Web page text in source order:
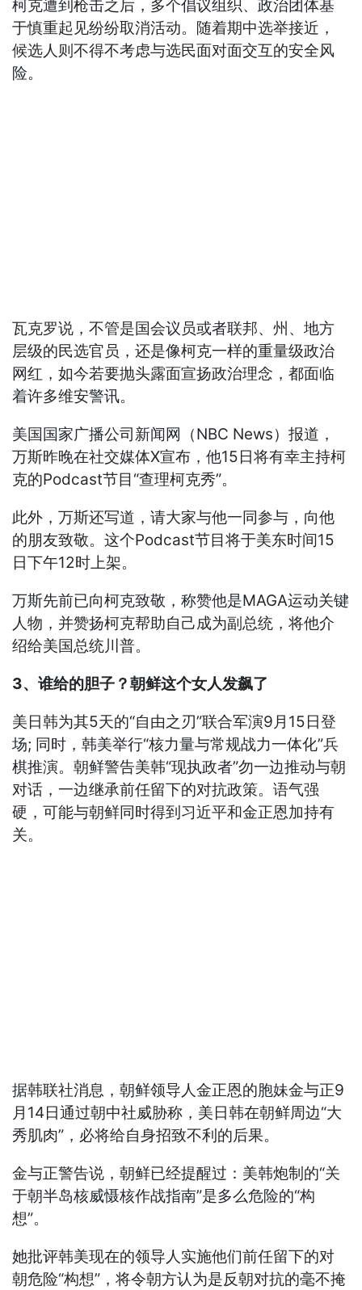
柯克遭到枪击之后，多个倡议组织、政治团体基
于慎重起见纷纷取消活动。随着期中选举接近，
候选人则不得不考虑与选民面对面交互的安全风
险。
瓦克罗说，不管是国会议员或者联邦、州、地方
层级的民选官员，还是像柯克一样的重量级政治
网红，如今若要抛头露面宣扬政治理念，都面临
着许多维安警讯。
美国国家广播公司新闻网（NBC News）报道，
万斯昨晚在社交媒体X宣布，他15日将有幸主持柯
克的Podcast节目“查理柯克秀”。
此外，万斯还写道，请大家与他一同参与，向他
的朋友致敬。这个Podcast节目将于美东时间15
日下午12时上架。
万斯先前已向柯克致敬，称赞他是MAGA运动关键
人物，并赞扬柯克帮助自己成为副总统，将他介
绍给美国总统川普。
3、谁给的胆子？朝鲜这个女人发飙了
美日韩为其5天的“自由之刃”联合军演9月15日登
场; 同时，韩美举行“核力量与常规战力一体化”兵
棋推演。朝鲜警告美韩“现执政者”勿一边推动与朝
对话，一边继承前任留下的对抗政策。语气强
硬，可能与朝鲜同时得到习近平和金正恩加持有
关。
据韩联社消息，朝鲜领导人金正恩的胞妹金与正9
月14日通过朝中社威胁称，美日韩在朝鲜周边“大
秀肌肉”，必将给自身招致不利的后果。
金与正警告说，朝鲜已经提醒过：美韩炮制的“关
于朝半岛核威慑核作战指南”是多么危险的“构
想”。
她批评韩美现在的领导人实施他们前任留下的对
朝危险“构想”，将令朝方认为是反朝对抗的毫不掩